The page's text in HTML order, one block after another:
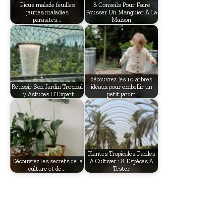
Ficus malade feuilles
jaunes maladies
parasites…
8 Conseils Pour Faire
Pousser Un Manguier À La
Maison
Réussir Son Jardin Tropical
: 7 Astuces D’Expert
découvrez les 10 arbres
idéaux pour embellir un
petit jardin
Découvrez les secrets de la
culture et de…
Plantes Tropicales Faciles
À Cultiver : 8 Espèces À
Tester